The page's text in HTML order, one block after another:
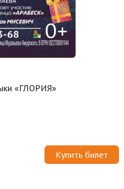
«ГЛОРИЯ»
Купить билет